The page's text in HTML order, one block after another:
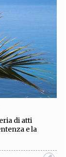
di atti
e la